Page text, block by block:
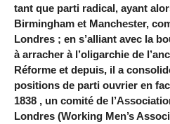
tant que parti radical, ayant
Birmingham et Manchester,
Londres ; en s’alliant avec la
à arracher à l’oligarchie de
Réforme et depuis, il a
positions de parti ouvrier en
1838 , un comité de
Londres (Working Men’s